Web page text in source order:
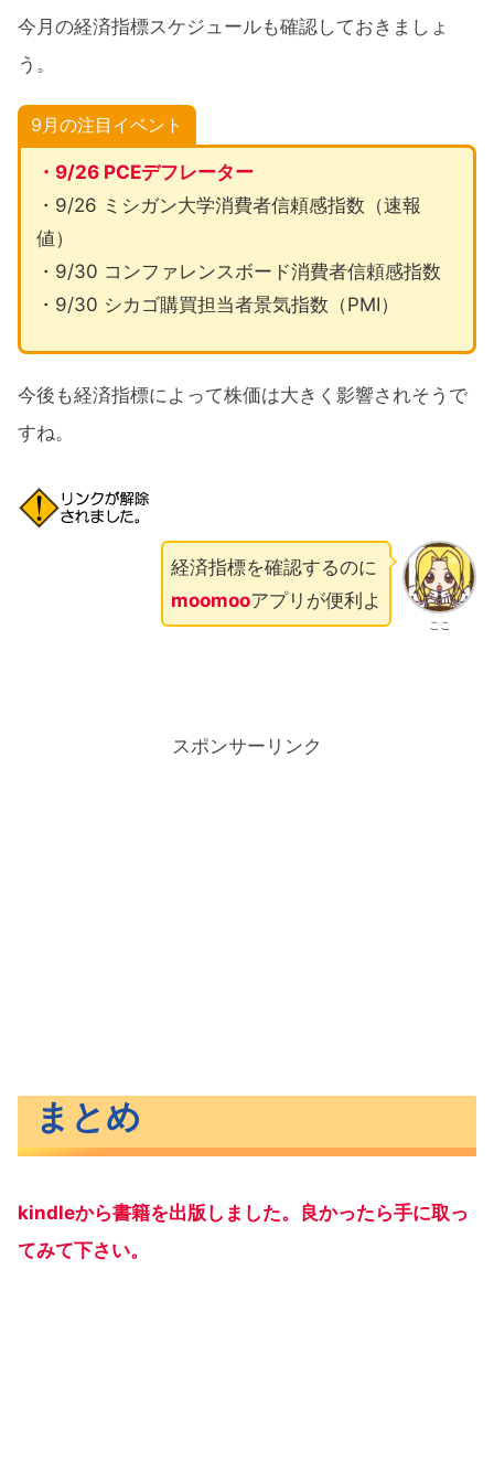
今月の経済指標スケジュールも確認しておきましょ
う。
9月の注目イベント
・9/26 PCEデフレーター
・9/26 ミシガン大学消費者信頼感指数（速報
値）
・9/30 コンファレンスボード消費者信頼感指数
・9/30 シカゴ購買担当者景気指数（PMI）
今後も経済指標によって株価は大きく影響されそうで
すね。
ここ
経済指標を確認するのに
moomooアプリが便利よ
スポンサーリンク
まとめ
kindleから書籍を出版しました。良かったら手に取っ
てみて下さい。